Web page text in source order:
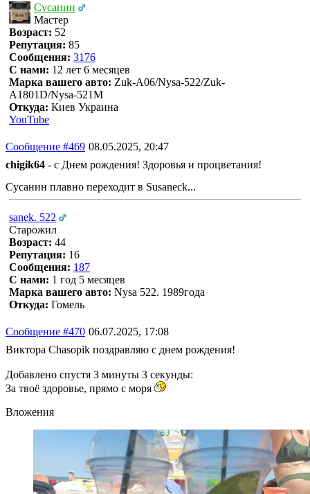
Сусанин
Мастер
Возраст: 52
Репутация: 85
Сообщения: 3176
С нами: 12 лет 6 месяцев
Марка вашего авто: Zuk-A06/Nysa-522/Zuk-
A1801D/Nysa-521M
Откуда: Киев Украина
YouTube
Сообщение #469 08.05.2025, 20:47
chigik64 - с Днем рождения! Здоровья и процветания!
Сусанин плавно переходит в Susaneck...
sanek. 522
Старожил
Возраст: 44
Репутация: 16
Сообщения: 187
С нами: 1 год 5 месяцев
Марка вашего авто: Nysa 522. 1989года
Откуда: Гомель
Сообщение #470 06.07.2025, 17:08
Виктора Chasopik поздравляю с днем рождения!
Добавлено спустя 3 минуты 3 секунды:
За твоё здоровье, прямо с моря
Вложения